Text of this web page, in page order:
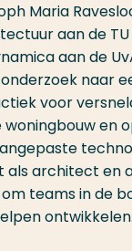
Maria
aan de
aan de
naar
voor
en
als architect en
teams in de
ontwikkelen.